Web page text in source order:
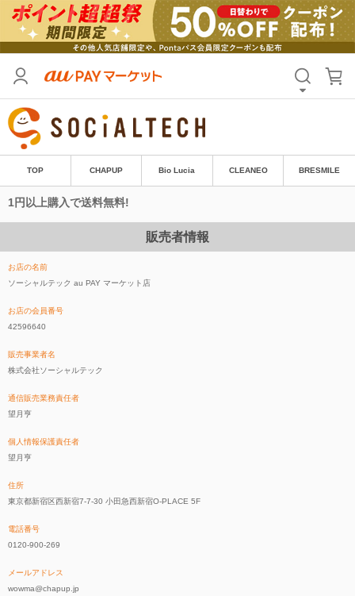
TOP CHAPUP Bio Lucia CLEANEO BRESMILE
1円以上購入で送料無料!
販売者情報
お店の名前
ソーシャルテック au PAY マーケット店
お店の会員番号
42596640
販売事業者名
株式会社ソーシャルテック
通信販売業務責任者
望月亨
個人情報保護責任者
望月亨
住所
東京都新宿区西新宿7-7-30 小田急西新宿O-PLACE 5F
電話番号
0120-900-269
メールアドレス
wowma@chapup.jp